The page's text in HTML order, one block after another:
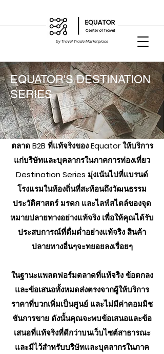
by Travel Trade Marketplace
EQUATOR'S DESTINATION
SERIES
ตลาด B2B ที่แท้จริงของ Equator ให้บริการ
แก่บริษัทและบุคลากรในภาคการท่องเที่ยว
Destination Series มุ่งเน้นไปที่แบรนด์
โรงแรมในท้องถิ่นที่สะท้อนถึงวัฒนธรรม
ประวัติศาสตร์ มรดก และไลฟ์สไตล์ของจุด
หมายปลายทางอย่างแท้จริง เพื่อให้คุณได้รับ
ประสบการณ์ที่ดื่มด่ำอย่างแท้จริง สินค้า
ปลายทางอื่นๆจะทยอยลงเรื่อยๆ
ในฐานะแพลตฟอร์มตลาดที่แท้จริง ข้อตกลง
และข้อเสนอทั้งหมดส่งตรงจากผู้ให้บริการ
ราคาที่บวกเพิ่มเป็นศูนย์ และไม่มีค่าคอมมิช
ชันการขาย ดังนั้นคุณจะพบข้อเสนอและข้อ
เสนอที่แท้จริงที่ดีกว่าบนเว็บไซต์สาธารณะ
และมีไว้สำหรับบริษัทและบุคลากรในภาค